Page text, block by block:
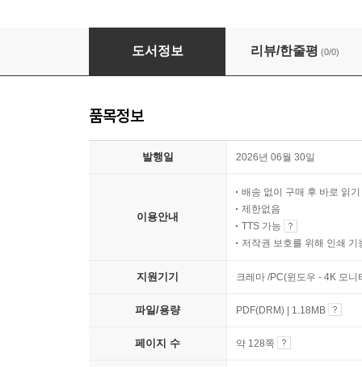
세계를 지배하는 제국의 법칙
도서정보 리뷰/한줄평 (0/0)
품목정보
발행일 2026년 06월 30일
이용안내
배송 없이 구매 후 바로 읽기
제한없음
TTS 가능
저작권 보호를 위해 인쇄 기
지원기기 크레마 /PC(윈도우 - 4K 모
파일/용량 PDF(DRM) | 1.18MB
페이지 수 약 128쪽